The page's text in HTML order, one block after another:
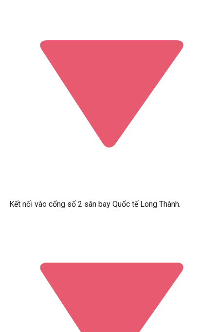
Kết nối vào cổng số 2 sân bay Quốc tế Long Thành.